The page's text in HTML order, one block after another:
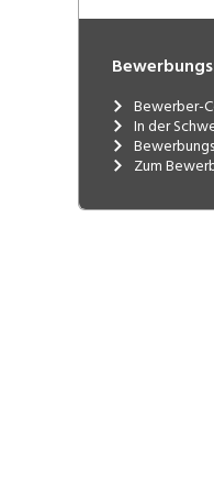
persönlich für
Bewerber-
In der
Zum